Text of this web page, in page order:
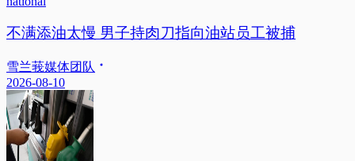
不满添油太慢 男子持肉刀指向油站员工被捕
雪兰莪媒体团队
2026-08-10